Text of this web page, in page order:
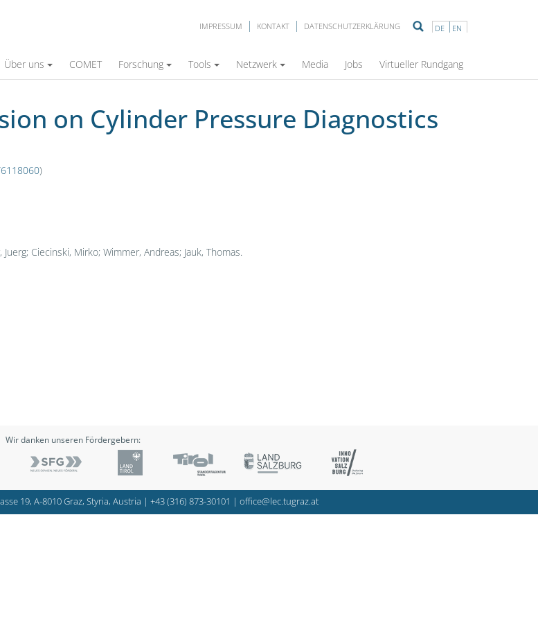
DE EN
IMPRESSUM KONTAKT DATENSCHUTZERKLÄRUNG
Über uns COMET Forschung Tools Netzwerk Media Jobs Virtueller Rundgang
Diagnostics
on Cylinder Pressure Diagnostics
)
Ciecinski, Mirko; Wimmer, Andreas; Jauk, Thomas.
Wir danken unseren Fördergebern:
19, A-8010 Graz, Styria, Austria | +43 (316) 873-30101 | office@lec.tugraz.at